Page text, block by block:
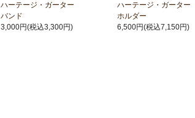
ハーテージ・ガーター
バンド
3,000円(税込3,300円)
ハーテージ・ガーター
ホルダー
6,500円(税込7,150円)